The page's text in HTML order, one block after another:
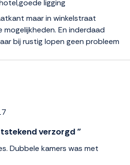
ligging
maar in winkelstraat
En inderdaad
bij rustig lopen geen probleem
verzorgd ”
Dubbele kamers was met